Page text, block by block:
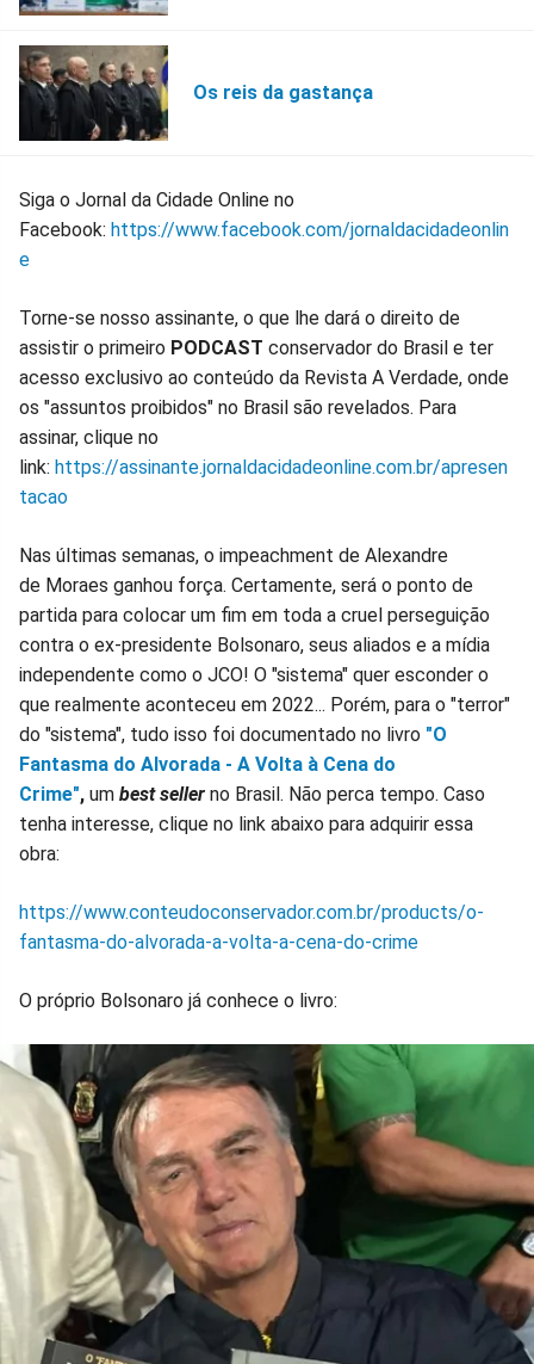
Os reis da gastança
Siga o Jornal da Cidade Online no
Facebook: https://www.facebook.com/jornaldacidadeonlin
e
Torne-se nosso assinante, o que lhe dará o direito de
assistir o primeiro PODCAST conservador do Brasil e ter
acesso exclusivo ao conteúdo da Revista A Verdade, onde
os "assuntos proibidos" no Brasil são revelados. Para
assinar, clique no
link: https://assinante.jornaldacidadeonline.com.br/apresen
tacao
Nas últimas semanas, o impeachment de Alexandre
de Moraes ganhou força. Certamente, será o ponto de
partida para colocar um fim em toda a cruel perseguição
contra o ex-presidente Bolsonaro, seus aliados e a mídia
independente como o JCO! O "sistema" quer esconder o
que realmente aconteceu em 2022... Porém, para o "terror"
do "sistema", tudo isso foi documentado no livro "O
Fantasma do Alvorada - A Volta à Cena do
Crime", um best seller no Brasil. Não perca tempo. Caso
tenha interesse, clique no link abaixo para adquirir essa
obra:
https://www.conteudoconservador.com.br/products/o-
fantasma-do-alvorada-a-volta-a-cena-do-crime
O próprio Bolsonaro já conhece o livro: